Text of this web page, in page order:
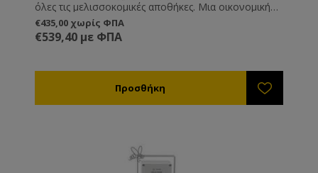
όλες τις μελισσοκομικές αποθήκες. Μια οικονομική
λύση η οποία σας βγάζει εύκολα από τη δύσκολη
θέση της κρυστάλλωσης του μελιού μέσα στα δοχεία
αποθήκευσης.
€435,00 χωρίς ΦΠΑ
€539,40 με ΦΠΑ